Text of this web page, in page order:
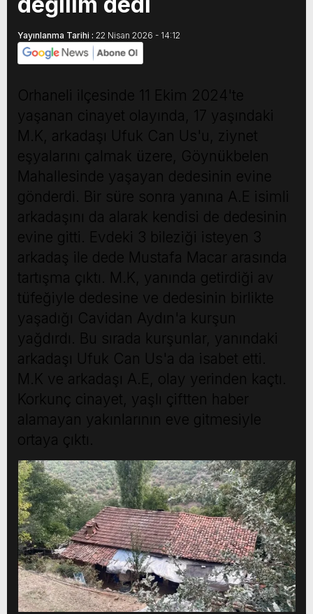
Yayınlanma Tarihi : 22 Nisan 2026 - 14:12
Orhaneli ilçesinde 11 Ekim 2024'te
yaşanan cinayet olayında, 17 yaşındaki
M.K, arkadaşı Ufuk Can Us'u, ziynet
eşyalarını çalmak üzere, Göynükbelen
Mahallesinde yaşayan dedesinin evine
gönderdi. Bir süre sonra yanına A.E isimli
arkadaşını da alarak kendisi de dedesinin
evine gitti. Evdeki 3 bileziği isteyen 3
arkadaş ile dede Mustafa Macar arasında
tartışma çıktı. M.K, yanında getirdiği av
tüfeğiyle dedesine ve dedesinin birlikte
yaşadığı Cavidan Aydın'a kurşun
yağdırdı. Bu sırada kurşunlar, yanındaki
arkadaşı Ufuk Can Us'a da isabet etti.
M.K ve arkadaşı A.E, olay yerinden kaçtı.
Korkunç cinayet, yaşlı çiftten haber
alamayan yakınlarının eve gitmesiyle
ortaya çıktı.